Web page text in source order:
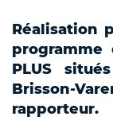
Réalisation
PLUS
Brisson-
rapporteur.